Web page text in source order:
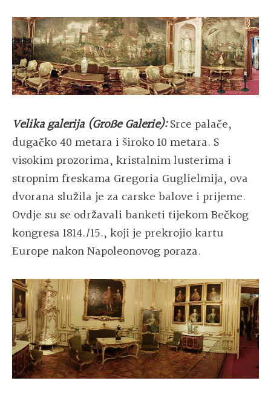
Velika galerija (Große Galerie):Srce palače,
dugačko 40 metara i široko 10 metara. S
visokim prozorima, kristalnim lusterima i
stropnim freskama Gregoria Guglielmija, ova
dvorana služila je za carske balove i prijeme.
Ovdje su se održavali banketi tijekom Bečkog
kongresa 1814./15., koji je prekrojio kartu
Europe nakon Napoleonovog poraza.